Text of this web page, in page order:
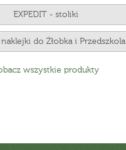
EXPEDIT - stoliki
do Żłobka i Przedszkola
wszystkie produkty